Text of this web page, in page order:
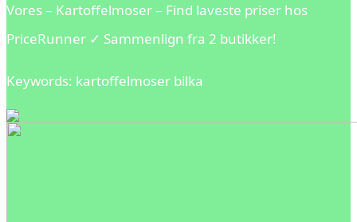
Vores – Kartoffelmoser – Find laveste priser hos
PriceRunner ✓ Sammenlign fra 2 butikker!
Keywords: kartoffelmoser bilka